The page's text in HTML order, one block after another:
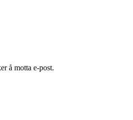
å motta e-post.